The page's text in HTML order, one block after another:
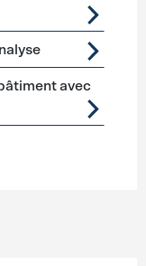
avec